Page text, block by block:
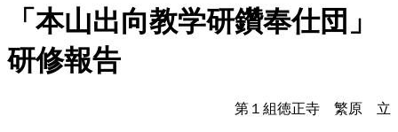
「本山出向教学研鑽奉仕団」
研修報告
第１組徳正寺 繁原 立